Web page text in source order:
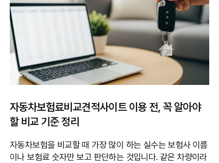
자동차보험료비교견적사이트 이용 전, 꼭 알아야
할 비교 기준 정리
자동차보험을 비교할 때 가장 많이 하는 실수는 보험사 이름
이나 보험료 숫자만 보고 판단하는 것입니다. 같은 차량이라